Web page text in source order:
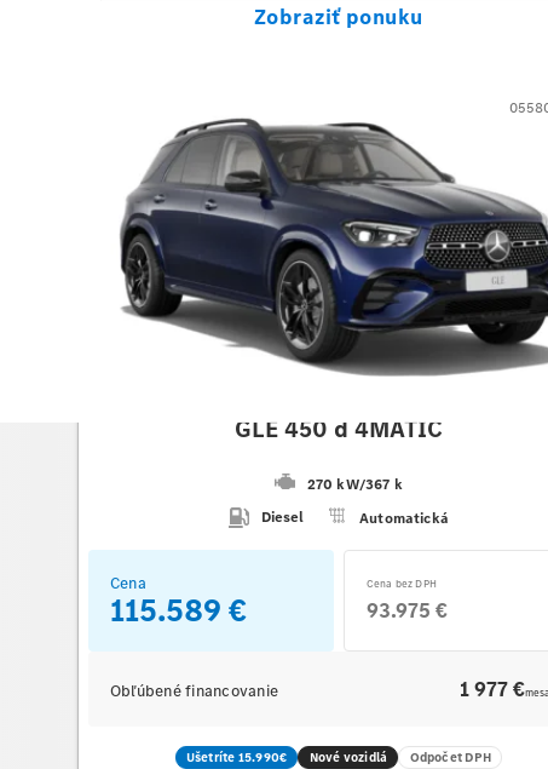
Zobraziť ponuku
GLE 450 d 4MATIC
270 kW/367 k
Diesel
Automatická
Cena
115.589 €
Cena bez DPH
93.975 €
Obľúbené financovanie 1 977 €
Ušetríte 15.990€ Nové vozidlá Odpočet DPH